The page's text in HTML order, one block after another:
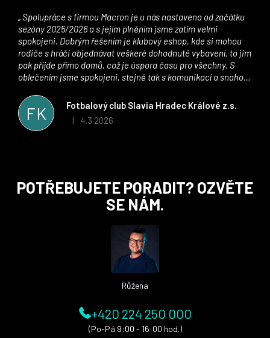
FK
Fotbalový club Slavia Hradec Králové z.s.
Hodnocení obchodu je 5 z 5 hvězdiček.
| 4.3.2026
sezóny 2025/2026 a s jejím plněním jsme zatím velmi
spokojeni. Dobrým řešením je klubový eshop, kde si mohou
rodiče s hráči objednávat veškeré dohodnuté vybavení, to jim
pak přijde přímo domů, což je úspora času pro všechny. S
oblečením jsme spokojeni, stejně tak s komunikací a snahou
stran. Věříme, že v tomto duchu bude spolupráce pokračovat
i nadále, nyní už začínáme řešit i první sady dresů ;)
POTŘEBUJETE PORADIT? OZVĚTE
SE NÁM.
Růžena
+420 224 250 000
(Po-Pá 9:00 - 16:00 hod.)